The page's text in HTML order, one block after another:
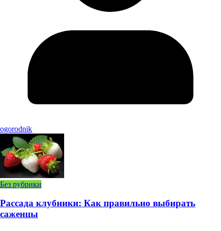
ogorodnik
Без рубрики
Рассада клубники: Как правильно выбирать
саженцы